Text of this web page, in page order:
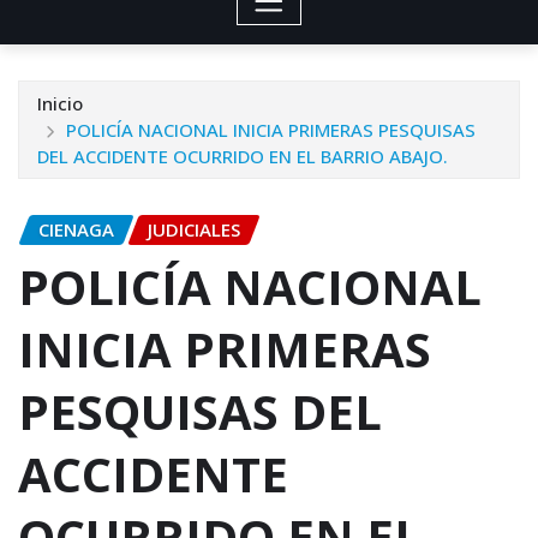
Inicio
POLICÍA NACIONAL INICIA PRIMERAS PESQUISAS
DEL ACCIDENTE OCURRIDO EN EL BARRIO ABAJO.
CIENAGA JUDICIALES
POLICÍA NACIONAL
INICIA PRIMERAS
PESQUISAS DEL
ACCIDENTE